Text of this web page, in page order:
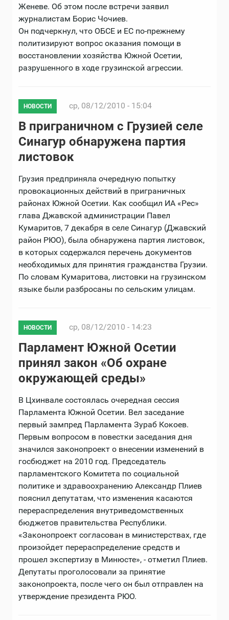
Женеве. Об этом после встречи заявил
журналистам Борис Чочиев.
Он подчеркнул, что ОБСЕ и ЕС по-прежнему
политизируют вопрос оказания помощи в
восстановлении хозяйства Южной Осетии,
разрушенного в ходе грузинской агрессии.
НОВОСТИ ср, 08/12/2010 - 15:04
В приграничном с Грузией селе
Синагур обнаружена партия
листовок
Грузия предприняла очередную попытку
провокационных действий в приграничных
районах Южной Осетии. Как сообщил ИА «Рес»
глава Джавской администрации Павел
Кумаритов, 7 декабря в селе Синагур (Джавский
район РЮО), была обнаружена партия листовок,
в которых содержался перечень документов
необходимых для принятия гражданства Грузии.
По словам Кумаритова, листовки на грузинском
языке были разбросаны по сельским улицам.
НОВОСТИ ср, 08/12/2010 - 14:23
Парламент Южной Осетии
принял закон «Об охране
окружающей среды»
В Цхинвале состоялась очередная сессия
Парламента Южной Осетии. Вел заседание
первый зампред Парламента Зураб Кокоев.
Первым вопросом в повестки заседания дня
значился законопроект о внесении изменений в
госбюджет на 2010 год. Председатель
парламентского Комитета по социальной
политике и здравоохранению Александр Плиев
пояснил депутатам, что изменения касаются
перераспределения внутриведомственных
бюджетов правительства Республики.
«Законопроект согласован в министерствах, где
произойдет перераспределение средств и
прошел экспертизу в Минюсте», - отметил Плиев.
Депутаты проголосовали за принятие
законопроекта, после чего он был отправлен на
утверждение президента РЮО.